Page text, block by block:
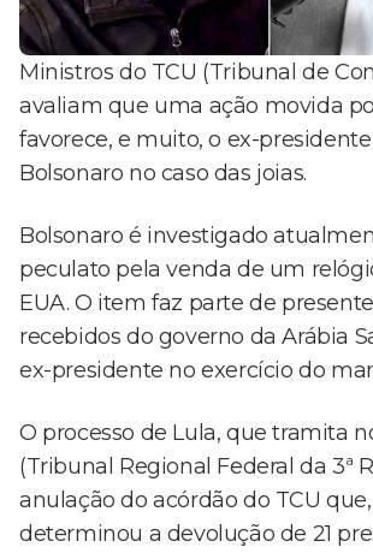
Ministros do TCU (Tribunal de
avaliam que uma ação movida
favorece, e muito, o ex-
Bolsonaro no caso das joias.
Bolsonaro é investigado
peculato pela venda de um
EUA. O item faz parte de
recebidos do governo da Arábia
ex-presidente no exercício do
O processo de Lula, que tramita
(Tribunal Regional Federal da 3ª
anulação do acórdão do TCU que,
determinou a devolução de 21